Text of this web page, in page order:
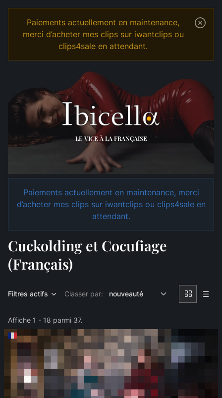
Paiements actuellement en maintenance,
merci d’acheter mes clips sur iwantclips ou
clips4sale en attendant.
LE VICE À LA FRANÇAISE
Paiements actuellement en maintenance, merci
d’acheter mes clips sur iwantclips ou clips4sale en
attendant.
Cuckolding et Cocufiage
(Français)
Filtres actifs Classer par:
Affiche 1 - 18 parmi 37.